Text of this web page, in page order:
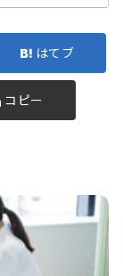
はてブ
コピー